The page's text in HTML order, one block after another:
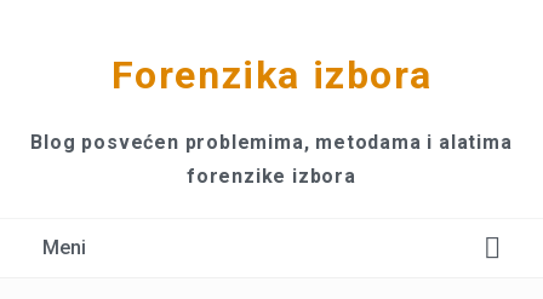
Forenzika izbora
Blog posvećen problemima, metodama i alatima
forenzike izbora
Meni